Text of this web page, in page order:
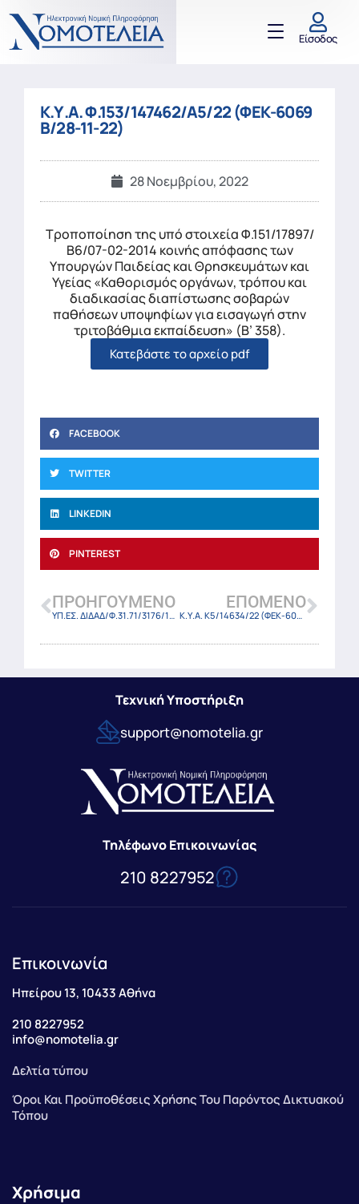
Είσοδος
Κ.Υ.Α. Φ.153/147462/Α5/22 (ΦΕΚ-6069
Β/28-11-22)
28 Νοεμβρίου, 2022
Τροποποίηση της υπό στοιχεία Φ.151/17897/
Β6/07-02-2014 κοινής απόφασης των
Υπουργών Παιδείας και Θρησκευμάτων και
Υγείας «Καθορισμός οργάνων, τρόπου και
διαδικασίας διαπίστωσης σοβαρών
παθήσεων υποψηφίων για εισαγωγή στην
τριτοβάθμια εκπαίδευση» (Β’ 358).
Κατεβάστε το αρχείο pdf
FACEBOOK
TWITTER
LINKEDIN
PINTEREST
ΠΡΟΗΓΟΎΜΕΝΟ
ΥΠ.ΕΣ. ΔΙΔΑΔ/Φ.31.71/3176/17730/28-11-22
ΕΠΌΜΕΝΟ
Κ.Υ.Α. Κ5/14634/22 (ΦΕΚ-6062 Β/28-11-22)
Τεχνική Υποστήριξη
support@nomotelia.gr
Τηλέφωνο Επικοινωνίας
210 8227952
Επικοινωνία
Ηπείρου 13, 10433 Αθήνα
210 8227952
info@nomotelia.gr
Δελτία τύπου
Όροι Και Προϋποθέσεις Χρήσης Του Παρόντος Δικτυακού
Τόπου
Χρήσιμα